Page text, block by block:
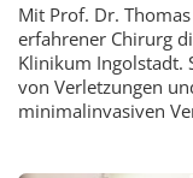
Mit Prof. Dr.
erfahrener Chirurg
Klinikum Ingolstadt.
von Verletzungen
minimalinvasiven